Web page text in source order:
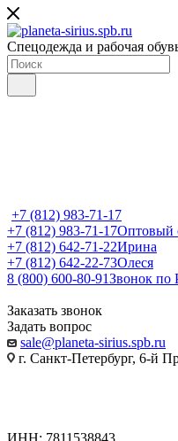
Спецодежда и рабочая
+7 (812) 983-71-17
+7 (812) 983-71-17Оптовый
+7 (812) 642-71-22Ирина
+7 (812) 642-22-73Олеся
8 (800) 600-80-91Звонок по
Заказать звонок
Задать вопрос
sale@planeta-sirius.spb.ru
г. Санкт-Петербург, 6-й
ИНН: 7811538843